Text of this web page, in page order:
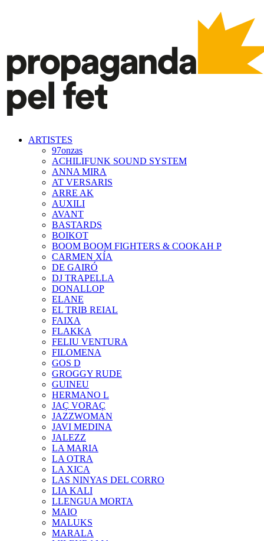
ARTISTES
97onzas
ACHILIFUNK SOUND SYSTEM
ANNA MIRA
AT VERSARIS
ARRE AK
AUXILI
AVANT
BASTARDS
BOIKOT
BOOM BOOM FIGHTERS & COOKAH P
CARMEN XÍA
DE GAIRÓ
DJ TRAPELLA
DONALLOP
ELANE
EL TRIB REIAL
FAIXA
FLAKKA
FELIU VENTURA
FILOMENA
GOS D
GROGGY RUDE
GUINEU
HERMANO L
JAÇ VORAÇ
JAZZWOMAN
JAVI MEDINA
JALEZZ
LA MARIA
LA OTRA
LA XICA
LAS NINYAS DEL CORRO
LIA KALI
LLENGUA MORTA
MAIO
MALUKS
MARALA